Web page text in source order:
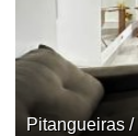
Pitangueiras